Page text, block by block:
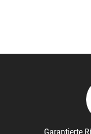
Garantierte